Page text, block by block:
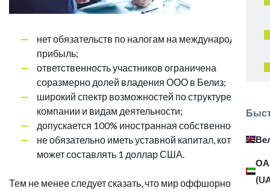
нет обязательств по налогам на международную
прибыль;
ответственность участников ограничена
соразмерно долей владения ООО в Белиз;
широкий спектр возможностей по структуре
компании и видам деятельности;
допускается 100% иностранная собственность;
не обязательно иметь уставной капитал, который
может составлять 1 доллар США.
Тем не менее следует сказать, что мир оффшорного